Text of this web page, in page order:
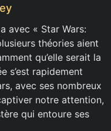
avec « Star Wars:
théories aient
qu’elle serait la
s’est rapidement
avec ses nombreux
notre attention,
qui entoure ses